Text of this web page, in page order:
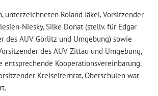
unterzeichneten Roland Jäkel, Vorsitzender
Niesky, Silke Donat (stellv. für Edgar
des AUV Görlitz und Umgebung) sowie
des AUV Zittau und Umgebung,
entsprechende Kooperationsvereinbarung.
Kreiselternrat, Oberschulen war